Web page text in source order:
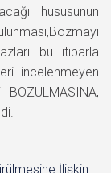
hususunun
bu itibarla
incelenmeyen
İlişkin